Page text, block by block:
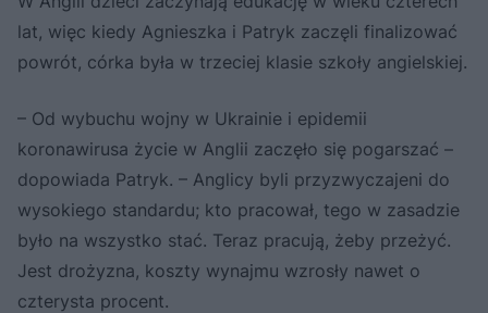
lat, więc kiedy Agnieszka i Patryk zaczęli finalizować
powrót, córka była w trzeciej klasie szkoły angielskiej.
– Od wybuchu wojny w Ukrainie i epidemii
koronawirusa życie w Anglii zaczęło się pogarszać –
dopowiada Patryk. – Anglicy byli przyzwyczajeni do
wysokiego standardu; kto pracował, tego w zasadzie
było na wszystko stać. Teraz pracują, żeby przeżyć.
Jest drożyzna, koszty wynajmu wzrosły nawet o
czterysta procent.